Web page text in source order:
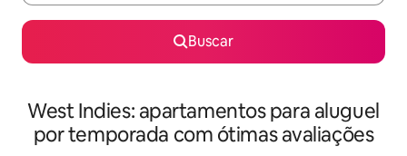
Buscar
West Indies: apartamentos para aluguel
por temporada com ótimas avaliações